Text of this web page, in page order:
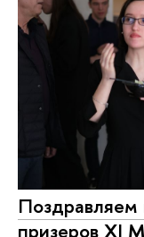
призеров XI